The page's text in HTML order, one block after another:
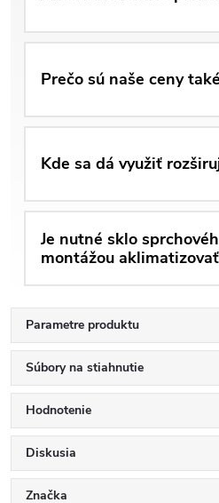
Prečo sú naše ceny
Kde sa dá využiť
Je nutné sklo
montážou
Parametre produktu
Súbory na stiahnutie
Hodnotenie
Diskusia
Značka